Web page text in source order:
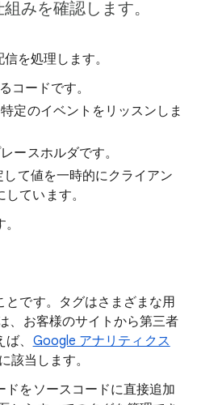
みを確認します。
を処理します。
コードです。
定のイベントをリッスンしま
ースホルダです。
て値を一時的にクライアン
ています。
です。タグはさまざまな用
、お客様のサイトから第三者
、 Google アナリティクス
該当します。
をソースコードに直接追加